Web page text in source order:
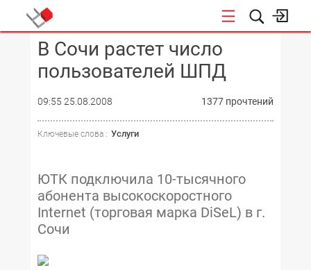
КОНФЕРЕНЦИИ
В Сочи растет число
пользователей ШПД
09:55 25.08.2008 1377 прочтений
Ключевые слова : Услуги
ЮТК подключила 10-тысячного
абонента высокоскоростного
Internet (торговая марка DiSeL) в г.
Сочи